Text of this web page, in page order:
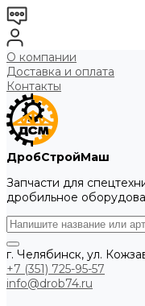
О компании
Доставка и оплата
Контакты
ДробСтройМаш
Запчасти для
дробильное
г. Челябинск, ул.
+7 (351) 725-95-57
info@drob74.ru